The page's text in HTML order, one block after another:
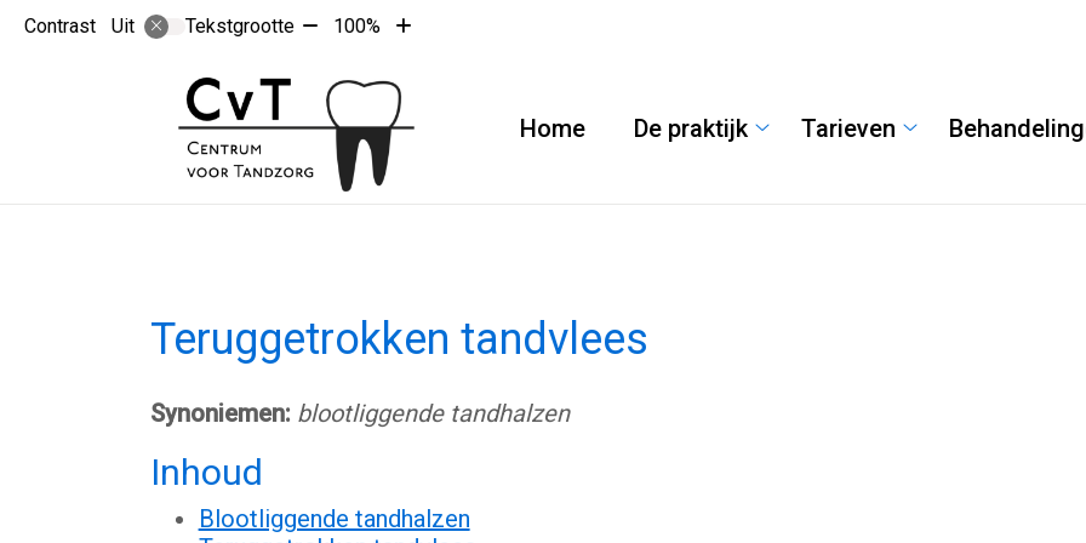
Contrast Uit Tekstgrootte Tekst
10%
100%
Tekst
10%
Home De praktijk Tarieven
Teruggetrokken tandvlees
Synoniemen: blootliggende tandhalzen
Inhoud
Blootliggende tandhalzen